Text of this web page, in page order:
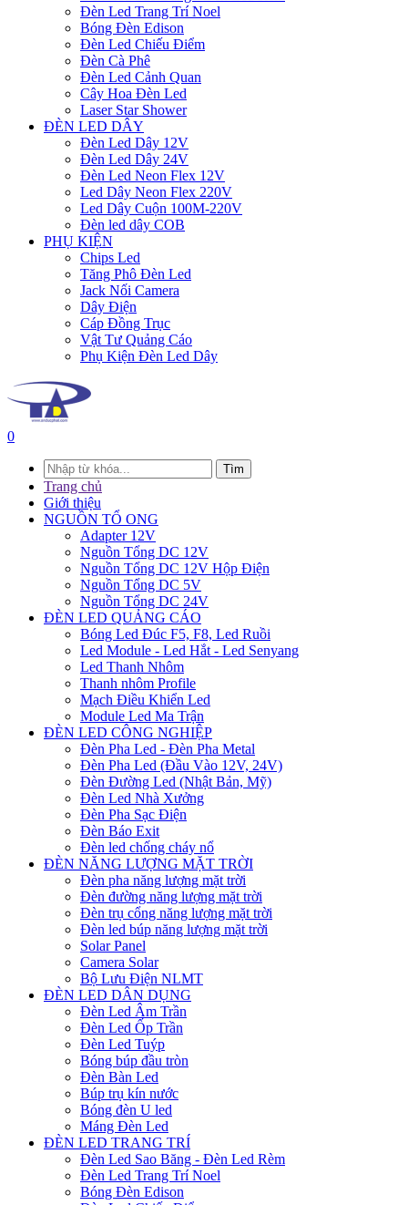
Đèn Led Trang Trí Noel
Bóng Đèn Edison
Đèn Led Chiếu Điểm
Đèn Cà Phê
Đèn Led Cảnh Quan
Cây Hoa Đèn Led
Laser Star Shower
ĐÈN LED DÂY
Đèn Led Dây 12V
Đèn Led Dây 24V
Đèn Led Neon Flex 12V
Led Dây Neon Flex 220V
Led Dây Cuộn 100M-220V
Đèn led dây COB
PHỤ KIỆN
Chips Led
Tăng Phô Đèn Led
Jack Nối Camera
Dây Điện
Cáp Đồng Trục
Vật Tư Quảng Cáo
Phụ Kiện Đèn Led Dây
0
Tìm
Trang chủ
Giới thiệu
NGUỒN TỔ ONG
Adapter 12V
Nguồn Tổng DC 12V
Nguồn Tổng DC 12V Hộp Điện
Nguồn Tổng DC 5V
Nguồn Tổng DC 24V
ĐÈN LED QUẢNG CÁO
Bóng Led Đúc F5, F8, Led Ruồi
Led Module - Led Hắt - Led Senyang
Led Thanh Nhôm
Thanh nhôm Profile
Mạch Điều Khiển Led
Module Led Ma Trận
ĐÈN LED CÔNG NGHIỆP
Đèn Pha Led - Đèn Pha Metal
Đèn Pha Led (Đầu Vào 12V, 24V)
Đèn Đường Led (Nhật Bản, Mỹ)
Đèn Led Nhà Xưởng
Đèn Pha Sạc Điện
Đèn Báo Exit
Đèn led chống cháy nổ
ĐÈN NĂNG LƯỢNG MẶT TRỜI
Đèn pha năng lượng mặt trời
Đèn đường năng lượng mặt trời
Đèn trụ cổng năng lượng mặt trời
Đèn led búp năng lượng mặt trời
Solar Panel
Camera Solar
Bộ Lưu Điện NLMT
ĐÈN LED DÂN DỤNG
Đèn Led Âm Trần
Đèn Led Ốp Trần
Đèn Led Tuýp
Bóng búp đầu tròn
Đèn Bàn Led
Búp trụ kín nước
Bóng đèn U led
Máng Đèn Led
ĐÈN LED TRANG TRÍ
Đèn Led Sao Băng - Đèn Led Rèm
Đèn Led Trang Trí Noel
Bóng Đèn Edison